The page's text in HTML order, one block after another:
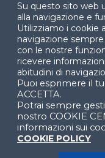
Facebook
YouTube
Su questo sito web
alla navigazione e
Utilizziamo i cookie
navigazione
con le nostre
ricevere
abitudini di
Puoi esprimere il
ACCETTA.
Potrai sempre
nostro COOKIE
informazioni sui
COOKIE POLICY